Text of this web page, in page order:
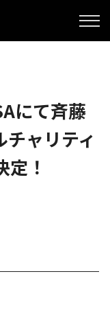
にて斉藤
ャリティ
定！